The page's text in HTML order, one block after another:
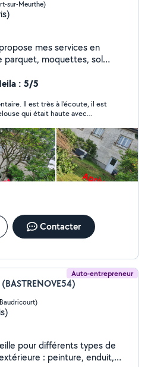
sur-Meurthe)
parquet, moquettes, sol
de verre). Vide maison,
Extérieur : tonte
et elagage arbre. Travail
service à bientôt
: 5/5
Il est très à l’écoute, il est
Bruno
Contacter
Auto-entrepreneur
pour différents types de
: peinture, enduit,